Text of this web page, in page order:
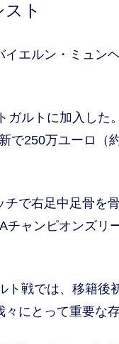
ト
エルン・ミュン
ルトに加入した
で250万ユーロ（
で右足中足骨を
ャンピオンズリ
戦では、移籍後
にとって重要な